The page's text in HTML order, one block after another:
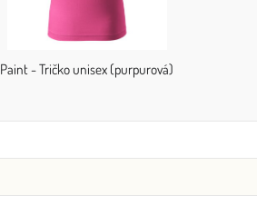
Paint - Tričko unisex (purpurová)